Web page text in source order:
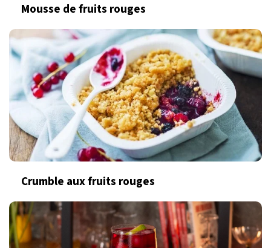
Mousse de fruits rouges
Crumble aux fruits rouges